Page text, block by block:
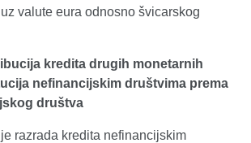
valute eura odnosno švicarskog
kredita drugih monetarnih
nefinancijskim društvima prema
društva
razrada kredita nefinancijskim